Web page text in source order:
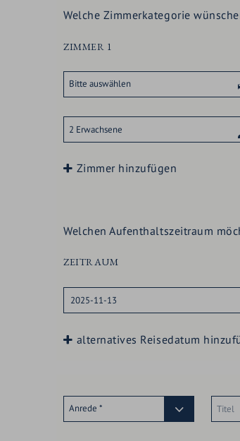
ÖFFNEN:
ZIMMER
&
ANGEBOTE
SUBMENÜ
ÖFFNEN:
HOTELRESORT
SUBMENÜ
ÖFFNEN:
KULINARIK
KULINARIK
SUBMENÜ
ÖFFNEN:
FAMILIEN
FAMILIEN
SUBMENÜ
WELLNESS
WELLNESS
ÖFFNEN:
SOMMER
SUBMENÜ
ÖFFNEN:
WINTER
WINTER
Welche Zimmerkategorie
ZIMMER 1
Zimmer hinzufügen
Welchen Aufenthaltszeitraum
ZEITRAUM
alternatives Reisedatum